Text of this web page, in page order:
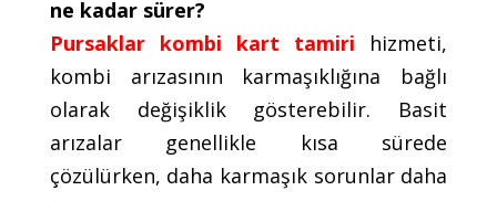
ne kadar sürer?
Pursaklar kombi kart tamiri hizmeti,
kombi arızasının karmaşıklığına bağlı
olarak değişiklik gösterebilir. Basit
arızalar genellikle kısa sürede
çözülürken, daha karmaşık sorunlar daha